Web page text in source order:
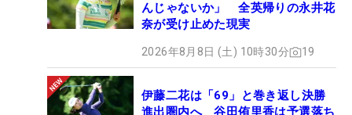
んじゃないか」 全英帰りの永井花
奈が受け止めた現実
2026年8月8日 (土) 10時30分 19
伊藤二花は「69」と巻き返し決勝
進出圏内へ 谷田侑里香は予選落ち